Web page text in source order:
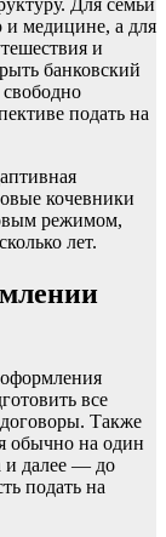
и медицине, а для
и
банковский
подать на
кочевники
режимом,
лет.
все
Также
обычно на один
и далее — до
подать на